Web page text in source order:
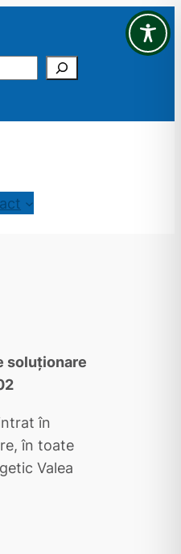
soluţionare
în
în toate
Valea